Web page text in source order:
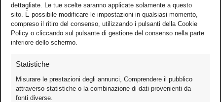
dettagliate. Le tue scelte saranno applicate solamente a questo
sito. È possibile modificare le impostazioni in qualsiasi momento,
compreso il ritiro del consenso, utilizzando i pulsanti della Cookie
Policy o cliccando sul pulsante di gestione del consenso nella parte
inferiore dello schermo.
Statistiche
Misurare le prestazioni degli annunci, Comprendere il pubblico
attraverso statistiche o la combinazione di dati provenienti da
fonti diverse.